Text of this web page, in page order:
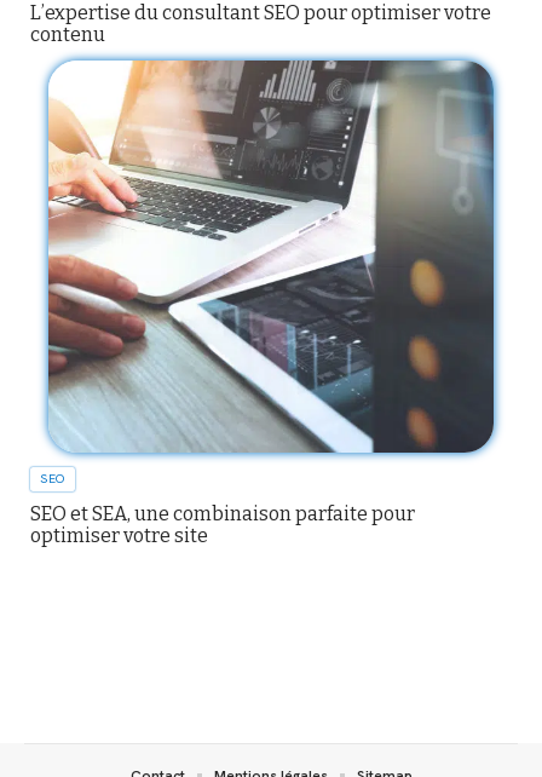
L’expertise du consultant SEO pour optimiser votre
contenu
SEO
SEO et SEA, une combinaison parfaite pour
optimiser votre site